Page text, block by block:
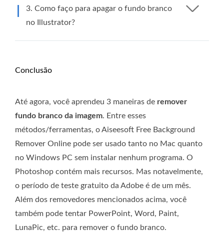
3. Como faço para apagar o fundo branco
no Illustrator?
Conclusão
Até agora, você aprendeu 3 maneiras de remover
fundo branco da imagem. Entre esses
métodos/ferramentas, o Aiseesoft Free Background
Remover Online pode ser usado tanto no Mac quanto
no Windows PC sem instalar nenhum programa. O
Photoshop contém mais recursos. Mas notavelmente,
o período de teste gratuito da Adobe é de um mês.
Além dos removedores mencionados acima, você
também pode tentar PowerPoint, Word, Paint,
LunaPic, etc. para remover o fundo branco.